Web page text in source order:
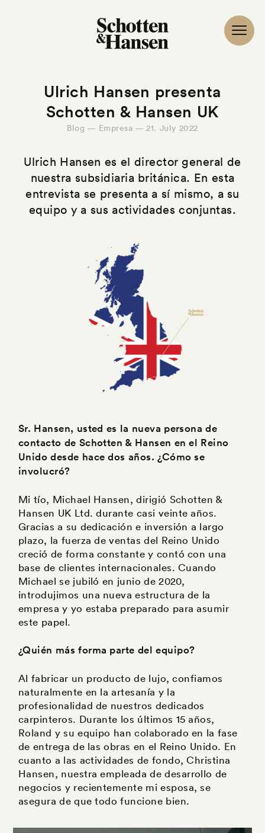
Ulrich Hansen presenta
Schotten & Hansen UK
Blog — Empresa — 21. July 2022
Ulrich Hansen es el director general de
nuestra subsidiaria británica. En esta
entrevista se presenta a sí mismo, a su
equipo y a sus actividades conjuntas.
Sr. Hansen, usted es la nueva persona de
contacto de Schotten & Hansen en el Reino
Unido desde hace dos años. ¿Cómo se
involucró?
Mi tío, Michael Hansen, dirigió Schotten &
Hansen UK Ltd. durante casi veinte años.
Gracias a su dedicación e inversión a largo
plazo, la fuerza de ventas del Reino Unido
creció de forma constante y contó con una
base de clientes internacionales. Cuando
Michael se jubiló en junio de 2020,
introdujimos una nueva estructura de la
empresa y yo estaba preparado para asumir
este papel.
¿Quién más forma parte del equipo?
Al fabricar un producto de lujo, confiamos
naturalmente en la artesanía y la
profesionalidad de nuestros dedicados
carpinteros. Durante los últimos 15 años,
Roland y su equipo han colaborado en la fase
de entrega de las obras en el Reino Unido. En
cuanto a las actividades de fondo, Christina
Hansen, nuestra empleada de desarrollo de
negocios y recientemente mi esposa, se
asegura de que todo funcione bien.